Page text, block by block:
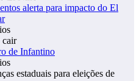
alerta para impacto do El
de Infantino